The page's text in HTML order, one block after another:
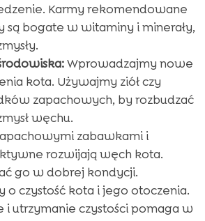
Karmy rekomendowane
są bogate w witaminy i minerały,
Wprowadzajmy nowe
kota. Używajmy ziół czy
zapachowych, by rozbudzać
węchu.
zabawkami i
rozwijają węch kota.
go w dobrej kondycji.
o czystość kota i jego otoczenia.
i utrzymanie czystości pomaga w